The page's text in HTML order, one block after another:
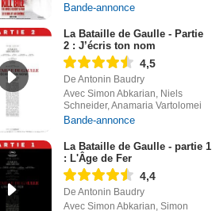
Bande-annonce
La Bataille de Gaulle - Partie
2 : J’écris ton nom
4,5
De Antonin Baudry
Avec Simon Abkarian, Niels
Schneider, Anamaria Vartolomei
Bande-annonce
La Bataille de Gaulle - partie 1
: L'Âge de Fer
4,4
De Antonin Baudry
Avec Simon Abkarian, Simon